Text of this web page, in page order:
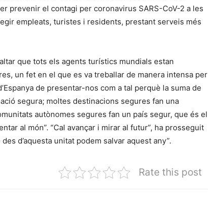
prevenir el contagi per coronavirus SARS-CoV-2 a les
empleats, turistes i residents, prestant serveis més
que tots els agents turístics mundials estan
un fet en el que es va treballar de manera intensa per
de presentar-nos com a tal perquè la suma de
segura; moltes destinacions segures fan una
autònomes segures fan un país segur, que és el
al món”. “Cal avançar i mirar al futur”, ha prosseguit
d’aquesta unitat podem salvar aquest any”.
Rate this post